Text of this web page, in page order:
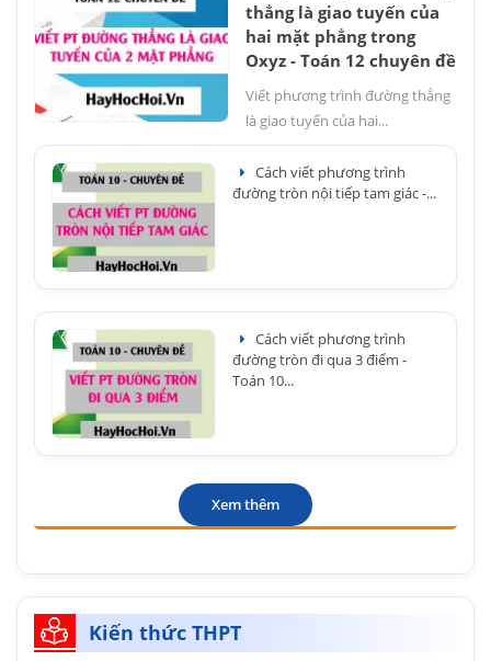
thẳng là giao tuyến của
hai mặt phẳng trong
Oxyz - Toán 12 chuyên đề
Viết phương trình đường thẳng
là giao tuyến của hai...
Cách viết phương trình
đường tròn nội tiếp tam giác -...
Cách viết phương trình
đường tròn đi qua 3 điểm -
Toán 10...
Xem thêm
Kiến thức THPT